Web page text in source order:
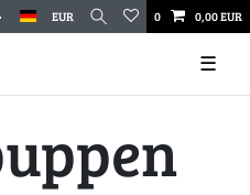
EUR 0 0,00 EUR
☰